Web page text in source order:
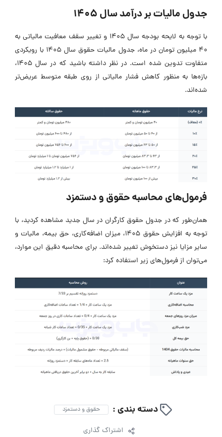
جدول مالیات بر درآمد سال ۱۴۰۵
با توجه به لایحه بودجه سال ۱۴۰۵ و تغییر سقف معافیت مالیاتی به
۴۰ میلیون تومان در ماه، جدول مالیات حقوق سال ۱۴۰۵ با رویکردی
متفاوت تدوین شده است. در نظر داشته باشید که در سال ۱۴۰۵،
بازه‌ها به منظور کاهش فشار مالیاتی از روی طبقه متوسط عریض‌تر
شده‌اند.
فرمول‌های محاسبه حقوق و دستمزد
همان‌طور که در جدول حقوق کارگران در سال جدید مشاهده کردید، با
توجه به افزایش حقوق 1405، میزان اضافه‌کاری، حق بیمه، مالیات و
سایر مزایا نیز دستخوش تغییر شده‌اند. برای محاسبه دقیق این موارد،
می‌توان از فرمول‌های زیر استفاده کرد:
دسته بندی : حقوق و دستمزد
اشتراک گذاری